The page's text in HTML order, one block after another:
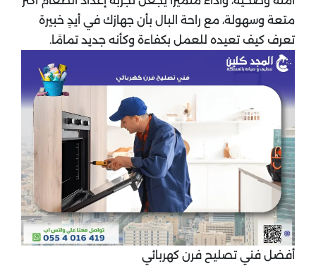
متعة وسهولة، مع راحة البال بأن جهازك في أيدٍ خبيرة
تعرف كيف تعيده للعمل بكفاءة وكأنه جديد تمامًا.
أفضل فني تصليح فرن كهربائي